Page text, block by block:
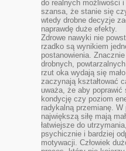
do realnych możliwości
szansa, że stanie się
wtedy drobne decyzje
naprawdę duże efekty.
Zdrowe nawyki nie
rzadko są wynikiem
postanowienia.
drobnych,
rzut oka wydają się
zaczynają kształtować
uważa, że aby poprawić
kondycję czy poziom
radykalną przemianę.
największą siłę mają
łatwiejsze do
psychicznie i bardziej
motywacji. Człowiek